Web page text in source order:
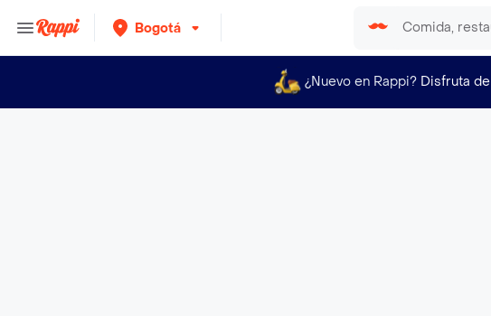
Bogotá
¿Nuevo en Rappi? Disfruta de